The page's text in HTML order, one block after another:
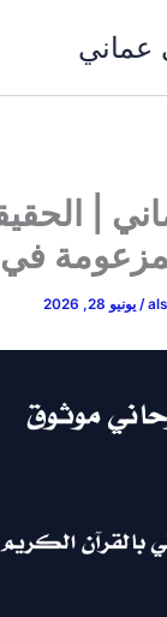
عماني
|
في
/يونيو 28, 2026